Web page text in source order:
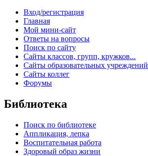
Вход/регистрация
Главная
Мой мини-сайт
Ответы на вопросы
Поиск по сайту
Сайты классов, групп, кружков...
Сайты образовательных учреждений
Сайты коллег
Форумы
Библиотека
Поиск по библиотеке
Аппликация, лепка
Воспитательная работа
Здоровый образ жизни